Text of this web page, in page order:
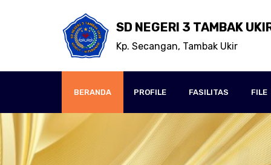
SD NEGERI 3 TAMBAK
Kp. Secangan, Tambak Ukir
BERANDA PROFILE FASILITAS FILE